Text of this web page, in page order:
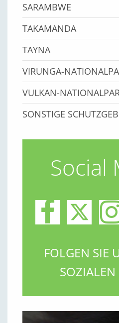
SARAMBWE
TAKAMANDA
TAYNA
VIRUNGA-
VULKAN-
SONSTIGE
Social
FOLGEN SIE